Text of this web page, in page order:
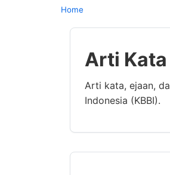
Home
Arti
Arti kata, ejaan,
Indonesia (KBBI).